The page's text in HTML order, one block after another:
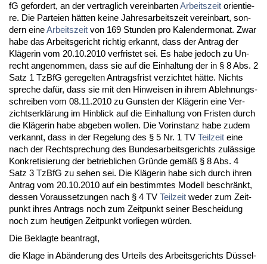
fG ge­for­dert, an der ver­trag­lich ver­ein­bar­tenAr­beits­zeit ori­en­tie­
re. Die Par­tei­en hätten kei­ne Jah­res­ar­beits­zeit ver­ein­bart, son­
dern ei­neAr­beits­zeit von 169 St­un­den pro Ka­len­der­mo­nat. Zwar
ha­be das Ar­beits­ge­richt rich­tig er­kannt, dass der An­trag der
Kläge­rin vom 20.10.2010 ver­fris­tet sei. Es ha­be je­doch zu Un­
recht an­ge­nom­men, dass sie auf die Ein­hal­tung der in § 8 Abs. 2
Satz 1 Tz­B­fG ge­re­gel­ten An­trags­frist ver­zich­tet hätte. Nichts
spre­che dafür, dass sie mit den Hin­wei­sen in ih­rem Ab­leh­nungs­
schrei­ben vom 08.11.2010 zu Guns­ten der Kläge­rin ei­ne Ver­
zichts­erklärung im Hin­blick auf die Ein­hal­tung von Fris­ten durch
die Kläge­rin ha­be ab­ge­ben wol­len. Die Vor­in­stanz ha­be zu­dem
ver­kannt, dass in der Re­ge­lung des § 5 Nr. 1 TV Teil­zeit ei­ne
nach der Recht­spre­chung des Bun­des­ar­beits­ge­richts zulässi­ge
Kon­kre­ti­sie­rung der be­trieb­li­chen Gründe gemäß § 8 Abs. 4
Satz 3 Tz­B­fG zu se­hen sei. Die Kläge­rin ha­be sich durch ih­ren
An­trag vom 20.10.2010 auf ein be­stimm­tes Mo­dell be­schränkt,
des­sen Vor­aus­set­zun­gen nach § 4 TV Teil­zeit we­der zum Zeit­
punkt ih­res An­trags noch zum Zeit­punkt sei­ner Be­schei­dung
noch zum heu­ti­gen Zeit­punkt vor­lie­gen würden.
Die Be­klag­te be­an­tragt,
die Kla­ge in Abände­rung des Ur­teils des Ar­beits­ge­richts Düssel­